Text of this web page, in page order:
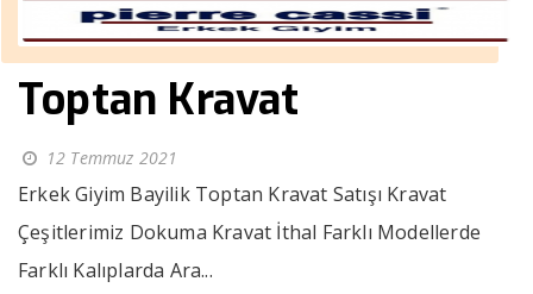
Toptan Kravat
12 Temmuz 2021
Erkek Giyim Bayilik Toptan Kravat Satışı Kravat
Çeşitlerimiz Dokuma Kravat İthal Farklı Modellerde
Farklı Kalıplarda Ara...